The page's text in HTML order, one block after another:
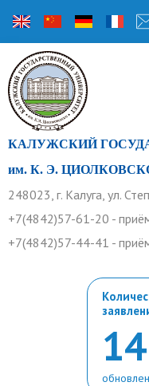
КАЛУЖСКИЙ
им. К. Э.
248023, г. Калуга, ул.
+7(4842)57-61-20 -
+7(4842)57-44-41 -